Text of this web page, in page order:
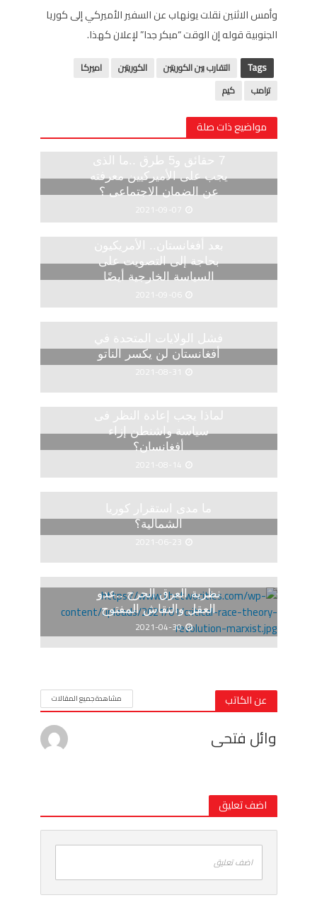
وأمس الاثنين نقلت يونهاب عن السفير الأميركي إلى كوريا
الجنوبية قوله إن الوقت “مبكر جدا” لإعلان كهذا.
Tags التقارب بين الكوريتين الكوريتين
اميركا
ترامب
كيم
مواضيع ذات صلة
7 حقائق و5 طرق ..ما الذى
يجب على الأميركيين معرفته
عن الضمان الاجتماعى ؟
2021-09-07
بعد أفغانستان.. الأمريكيون
بحاجة إلى التصويت على
السياسة الخارجية أيضًا
2021-09-06
فشل الولايات المتحدة في
أفغانستان لن يكسر الناتو
2021-08-31
لماذا يجب إعادة النظر فى
سياسة واشنطن إزاء
أفغانسان؟
2021-08-14
ما مدى استقرار كوريا
الشمالية؟
2021-06-23
نظرية العرق الحرج ..عدو
العقل والنقاش المفتوح
2021-04-30
عن الكاتب مشاهدة جميع المقالات
وائل فتحى
اضف تعليق
اضف تعليق